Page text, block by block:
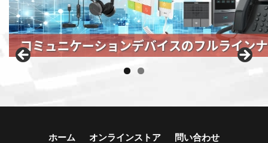
ホーム オンラインストア 問い合わせ